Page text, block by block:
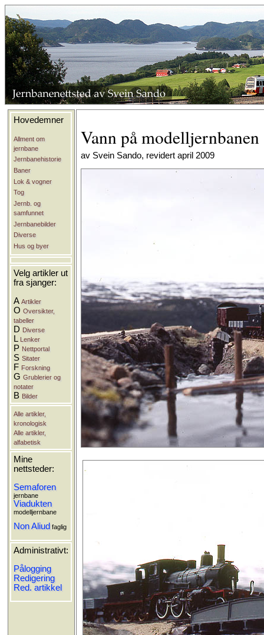
Hovedemner
Allment om
jernbane
Jernbanehistorie
Baner
Lok & vogner
Tog
Jernb. og
samfunnet
Jernbanebilder
Diverse
Hus og byer
Velg artikler ut
fra sjanger:
AArtikler
OOversikter,
tabeller
D Diverse
L Lenker
P Nettportal
SSitater
F Forskning
GGrublerier og
notater
B Bilder
Alle artikler,
kronologisk
Alle artikler,
alfabetisk
Mine
nettsteder:
Semaforen
jernbane
Viadukten
modelljernbane
Non Aliud faglig
Administrativt:
Pålogging
Redigering
Red. artikkel
Vann på modelljernbanen
av Svein Sando, revidert april 2009